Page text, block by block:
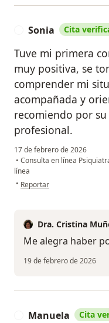
Sonia Cita
Tuve mi primera
muy positiva, se
comprender mi
acompañada y
recomiendo por
profesional.
17 de febrero de 2026
• Consulta en línea
línea
• en opinión del usuario Sonia
Reportar
Dra. Cristina
Me alegra haber
19 de febrero de 2026
Manuela Cita